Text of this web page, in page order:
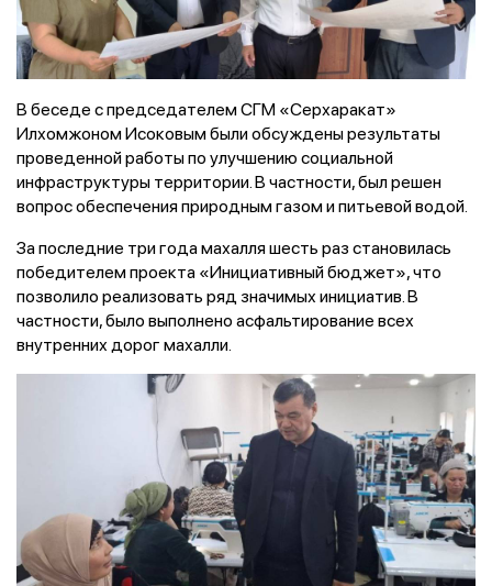
В беседе с председателем СГМ «Серхаракат»
Илхомжоном Исоковым были обсуждены результаты
проведенной работы по улучшению социальной
инфраструктуры территории. В частности, был решен
вопрос обеспечения природным газом и питьевой водой.
За последние три года махалля шесть раз становилась
победителем проекта «Инициативный бюджет», что
позволило реализовать ряд значимых инициатив. В
частности, было выполнено асфальтирование всех
внутренних дорог махалли.